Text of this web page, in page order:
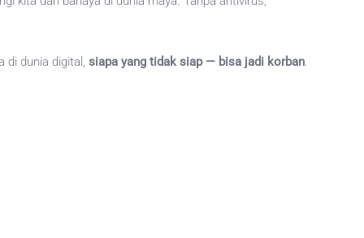
di dunia digital, siapa yang tidak siap — bisa jadi korban.